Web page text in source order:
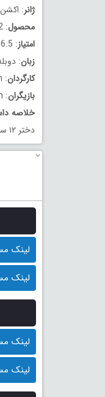
ژانر: اکشن
محصول: 2012 آمریکا
امتیاز: 10/6.5
زبان:
کارگردان: Boaz Yakin
بازیگران: Jason Statham, Catherine Chan, Chris Sarandon
خلاصه
دختر ۱۲ ساله چینی را از دست مافیای روسی نجات دهد…
لینک
لینک
لینک
لینک